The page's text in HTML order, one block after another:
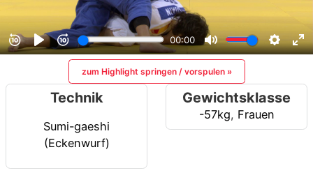
zum Highlight springen / vorspulen »
Technik
Sumi-gaeshi
(Eckenwurf)
Gewichtsklasse
-57kg, Frauen